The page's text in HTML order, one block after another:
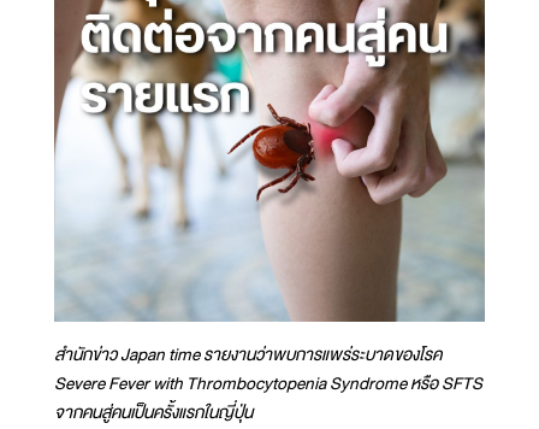
สำนักข่าว Japan time รายงานว่าพบการแพร่ระบาดของโรค
Severe Fever with Thrombocytopenia Syndrome หรือ SFTS
จากคนสู่คนเป็นครั้งแรกในญี่ปุ่น